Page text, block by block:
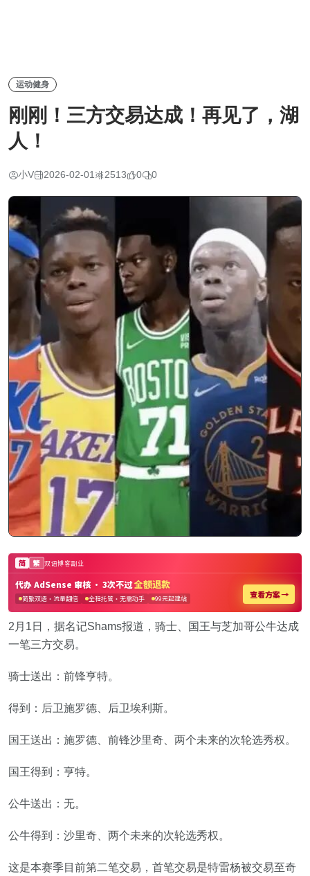
运动健身
刚刚！三方交易达成！再见了，湖
人！
小V 2026-02-01 2513 0 0
2月1日，据名记Shams报道，骑士、国王与芝加哥公牛达成
一笔三方交易。
骑士送出：前锋亨特。
得到：后卫施罗德、后卫埃利斯。
国王送出：施罗德、前锋沙里奇、两个未来的次轮选秀权。
国王得到：亨特。
公牛送出：无。
公牛得到：沙里奇、两个未来的次轮选秀权。
这是本赛季目前第二笔交易，首笔交易是特雷杨被交易至奇